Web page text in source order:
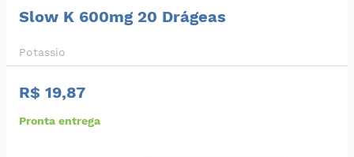
Slow K 600mg 20 Drágeas
Potassio
R$ 19,87
Pronta entrega